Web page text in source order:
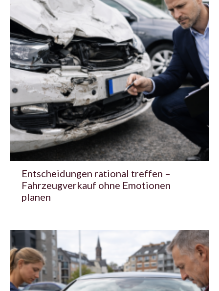
Entscheidungen rational treffen –
Fahrzeugverkauf ohne Emotionen
planen